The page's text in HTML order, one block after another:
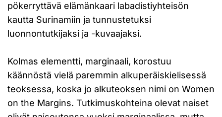
pökerryttävä elämänkaari labadistiyhteisön
kautta Surinamiin ja tunnustetuksi
luonnontutkijaksi ja -kuvaajaksi.
Kolmas elementti, marginaali, korostuu
käännöstä vielä paremmin alkuperäiskielisessä
teoksessa, koska jo alkuteoksen nimi on Women
on the Margins. Tutkimuskohteina olevat naiset